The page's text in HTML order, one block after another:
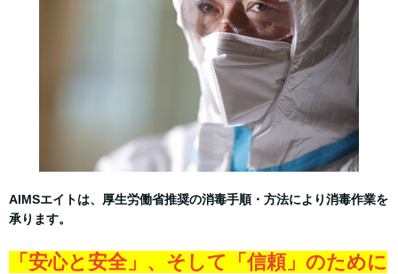
AIMSエイトは、厚生労働省推奨の消毒手順・方法により消毒作業を
承ります。
「安心と安全」、そして「信頼」のために